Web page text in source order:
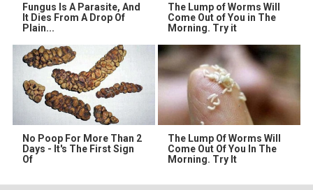
Fungus Is A Parasite, And
It Dies From A Drop Of
Plain...
The Lump of Worms Will
Come Out of You in The
Morning. Try it
No Poop For More Than 2
Days - It's The First Sign
Of
The Lump Of Worms Will
Come Out Of You In The
Morning. Try It